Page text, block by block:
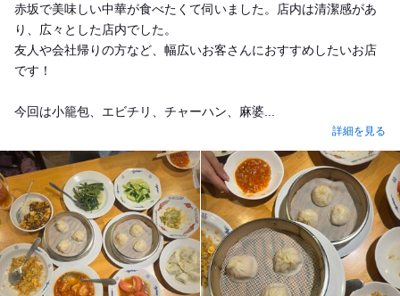
赤坂で美味しい中華が食べたくて伺いました。店内は清潔感があ
り、広々とした店内でした。
友人や会社帰りの方など、幅広いお客さんにおすすめしたいお店
です！
今回は小籠包、エビチリ、チャーハン、麻婆...
詳細を見る